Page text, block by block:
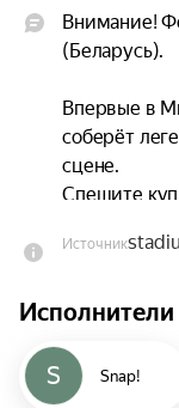
Внимание!
(Беларусь).
Впервые в
соберёт
сцене.
Спешите
На одной
Morandi, The
Cappella
Down Low,
Источник
Исполнители
S Snap!